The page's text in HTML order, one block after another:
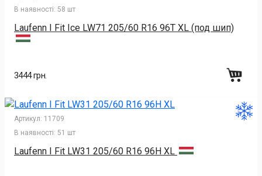
В наявності: 58 шт
Laufenn I Fit Ice LW71 205/60 R16 96T XL (под шип)
3444 грн.
Артикул: 11709
В наявності: 51 шт
Laufenn I Fit LW31 205/60 R16 96H XL